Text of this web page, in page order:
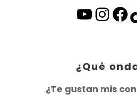
YouTube InstagramFacebook
¿Qué
¿Te gustan mis